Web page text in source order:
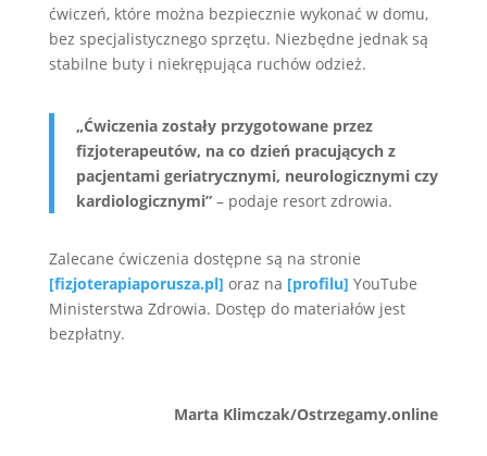
ćwiczeń, które można bezpiecznie wykonać w domu,
bez specjalistycznego sprzętu. Niezbędne jednak są
stabilne buty i niekrępująca ruchów odzież.
„Ćwiczenia zostały przygotowane przez
fizjoterapeutów, na co dzień pracujących z
pacjentami geriatrycznymi, neurologicznymi czy
kardiologicznymi” – podaje resort zdrowia.
Zalecane ćwiczenia dostępne są na stronie
[fizjoterapiaporusza.pl] oraz na [profilu] YouTube
Ministerstwa Zdrowia. Dostęp do materiałów jest
bezpłatny.
Marta Klimczak/Ostrzegamy.online